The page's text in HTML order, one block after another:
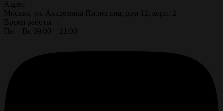
Адрес
Москва, ул. Академика Пилюгина, дом 12, корп. 2
Время работы
Пн—Вс 09:00 – 21:00